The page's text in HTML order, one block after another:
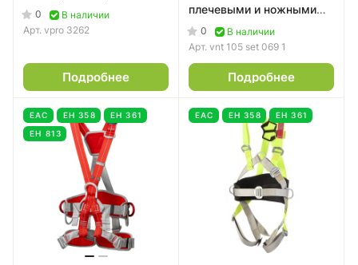
0
В наличии
Арт. vpro 3262
Подробнее
плечевыми и ножными
накладками размер 2
Vento
0
В наличии
Арт. vnt 105 set 069 1
Подробнее
EAC ЕН 358
ЕН 361
ЕН 813
EAC ЕН 358 ЕН 361